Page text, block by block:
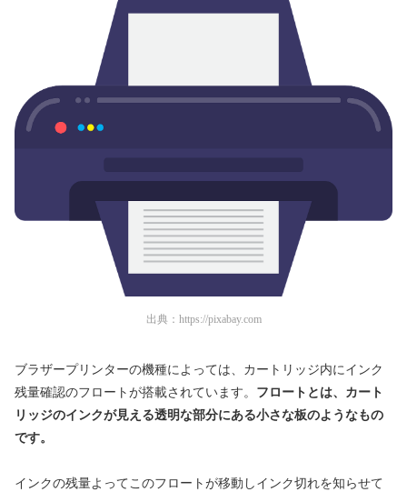
出典： https://pixabay.com
ブラザープリンターの機種によっては、カートリッジ内にインク
残量確認のフロートが搭載されています。 フロートとは、カート
リッジのインクが見える透明な部分にある小さな板のようなもの
です。
インクの残量よってこのフロートが移動しインク切れを知らせて